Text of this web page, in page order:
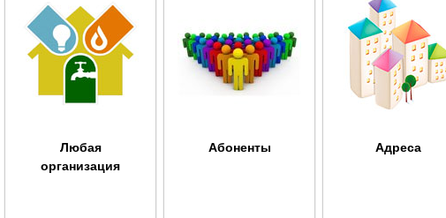
Любая
организация
Абоненты Адреса